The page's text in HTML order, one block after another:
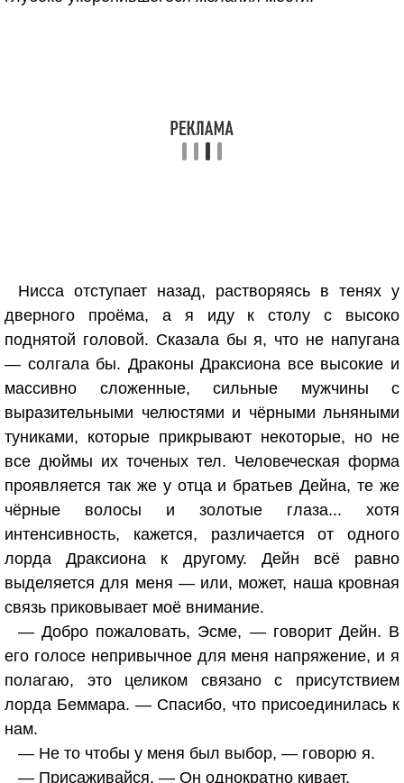
Нисса отступает назад, растворяясь в тенях у
дверного проёма, а я иду к столу с высоко
поднятой головой. Сказала бы я, что не напугана
— солгала бы. Драконы Драксиона все высокие и
массивно сложенные, сильные мужчины с
выразительными челюстями и чёрными льняными
туниками, которые прикрывают некоторые, но не
все дюймы их точеных тел. Человеческая форма
проявляется так же у отца и братьев Дейна, те же
чёрные волосы и золотые глаза... хотя
интенсивность, кажется, различается от одного
лорда Драксиона к другому. Дейн всё равно
выделяется для меня — или, может, наша кровная
связь приковывает моё внимание.
— Добро пожаловать, Эсме, — говорит Дейн. В
его голосе непривычное для меня напряжение, и я
полагаю, это целиком связано с присутствием
лорда Беммара. — Спасибо, что присоединилась к
нам.
— Не то чтобы у меня был выбор, — говорю я.
— Присаживайся. — Он однократно кивает.